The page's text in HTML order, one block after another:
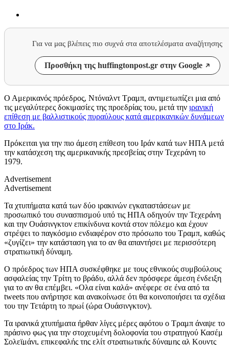
Για να μας βλέπεις πιο συχνά στα αποτελέσματα αναζήτησης
Προσθήκη της huffingtonpost.gr στην Google
Ο Αμερικανός πρόεδρος, Ντόναλντ Τραμπ, αντιμετωπίζει μια από
τις μεγαλύτερες δοκιμασίες της προεδρίας του, μετά την ιρανική
επίθεση με βαλλιστικούς πυραύλους κατά αμερικανικών δυνάμεων
στο Ιράκ.
Πρόκειται για την πιο άμεση επίθεση του Ιράν κατά των ΗΠΑ μετά
την κατάσχεση της αμερικανικής πρεσβείας στην Τεχεράνη το
1979.
Advertisement
Advertisement
Τα χτυπήματα κατά των δύο ιρακινών εγκαταστάσεων με
προσωπικό του συνασπισμού υπό τις ΗΠΑ οδηγούν την Τεχεράνη
και την Ουάσινγκτον επικίνδυνα κοντά στον πόλεμο και έχουν
στρέψει το παγκόσμιο ενδιαφέρον στο πρόσωπο του Τραμπ, καθώς
«ζυγίζει» την κατάσταση για το αν θα απαντήσει με περισσότερη
στρατιωτική δύναμη.
Ο πρόεδρος των ΗΠΑ συσκέφθηκε με τους εθνικούς συμβούλους
ασφαλείας την Τρίτη το βράδυ, αλλά δεν πρόσφερε άμεση ένδειξη
για το αν θα επέμβει. «Ολα είναι καλά» ανέφερε σε ένα από τα
tweets που ανήρτησε και ανακοίνωσε ότι θα κοινοποιήσει τα σχέδια
του την Τετάρτη το πρωί (ώρα Ουάσινγκτον).
Τα ιρανικά χτυπήματα ήρθαν λίγες μέρες αφότου ο Τραμπ άναψε το
πράσινο φως για την στοχευμένη δολοφονία του στρατηγού Κασέμ
Σολεϊμάνι, επικεφαλής της ελίτ στρατιωτικής δύναμης αλ Κουντς